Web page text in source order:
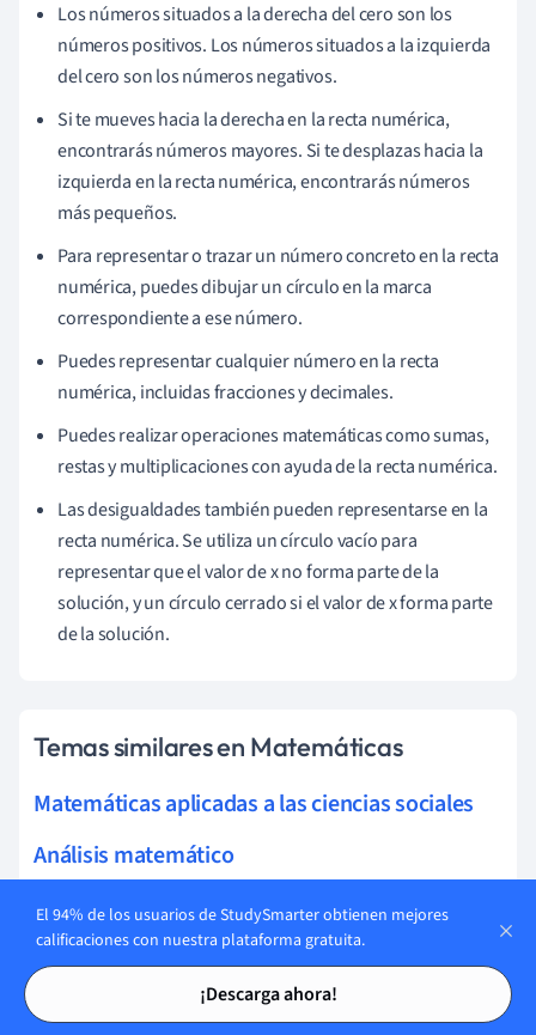
Tarjetas de estudio
Tarjetas de estudio
Los números situados a la derecha del cero son los
números positivos. Los números situados a la izquierda
del cero son los números negativos.
Si te mueves hacia la derecha en la recta numérica,
encontrarás números mayores. Si te desplazas hacia la
izquierda en la recta numérica, encontrarás números
más pequeños.
Para representar o trazar un número concreto en la recta
numérica, puedes dibujar un círculo en la marca
correspondiente a ese número.
Puedes representar cualquier número en la recta
numérica, incluidas fracciones y decimales.
Puedes realizar operaciones matemáticas como sumas,
restas y multiplicaciones con ayuda de la recta numérica.
Las desigualdades también pueden representarse en la
recta numérica. Se utiliza un círculo vacío para
representar que el valor de x no forma parte de la
solución, y un círculo cerrado si el valor de x forma parte
de la solución.
Temas similares en Matemáticas
Matemáticas aplicadas a las ciencias sociales
Análisis matemático
Estadística y probabilidad
Números y álgebra
Geometría
El 94% de los usuarios de StudySmarter obtienen mejores
calificaciones con nuestra plataforma gratuita.
¡Descarga ahora!